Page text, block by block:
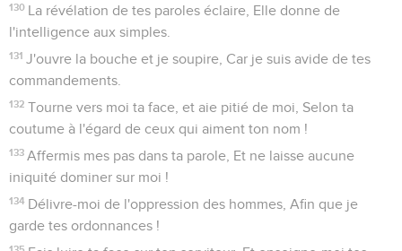
130 La révélation de tes paroles éclaire, Elle donne de
l'intelligence aux simples.
131 J'ouvre la bouche et je soupire, Car je suis avide de tes
commandements.
132 Tourne vers moi ta face, et aie pitié de moi, Selon ta
coutume à l'égard de ceux qui aiment ton nom !
133 Affermis mes pas dans ta parole, Et ne laisse aucune
iniquité dominer sur moi !
134 Délivre-moi de l'oppression des hommes, Afin que je
garde tes ordonnances !
135